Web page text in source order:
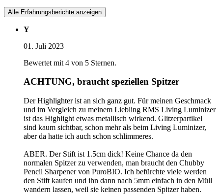
Alle Erfahrungsberichte anzeigen
Y
01. Juli 2023
Bewertet mit 4 von 5 Sternen.
ACHTUNG, braucht speziellen Spitzer
Der Highlighter ist an sich ganz gut. Für meinen Geschmack
und im Vergleich zu meinem Liebling RMS Living Luminizer
ist das Highlight etwas metallisch wirkend. Glitzerpartikel
sind kaum sichtbar, schon mehr als beim Living Luminizer,
aber da hatte ich auch schon schlimmeres.
ABER. Der Stift ist 1.5cm dick! Keine Chance da den
normalen Spitzer zu verwenden, man braucht den Chubby
Pencil Sharpener von PuroBIO. Ich befürchte viele werden
den Stift kaufen und ihn dann nach 5mm einfach in den Müll
wandern lassen, weil sie keinen passenden Spitzer haben.